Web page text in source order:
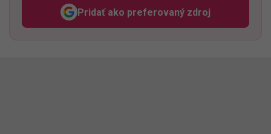
Pridať ako preferovaný zdroj
Odzadu, odkaz sa otvorí v